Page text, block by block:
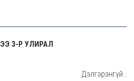
3-Р УЛИРАЛ
Дэлгэрэнгүй..